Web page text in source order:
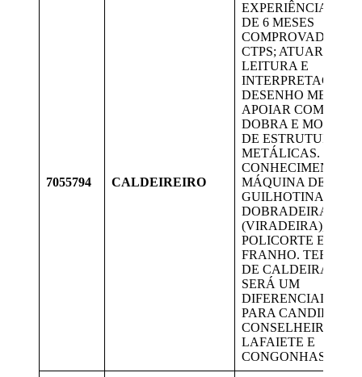
7055794 CALDEIREIRO
EXPERIÊNCIA
DE 6 MESES
COMPROVADA NA
CTPS; ATUAR COM
LEITURA E
INTERPRETAÇÃO
DESENHO
APOIAR COM
DOBRA E
DE ESTRUTURAS
METÁLICAS.
CONHECIMENTOS
MÁQUINA DE
GUILHOTINA,
DOBRADEIRA
(VIRADEIRA),
POLICORTE E
FRANHO. TER
DE CALDEIRARIA
SERÁ UM
DIFERENCIAL.
PARA
CONSELHEIRO
LAFAIETE E
CONGONHAS.